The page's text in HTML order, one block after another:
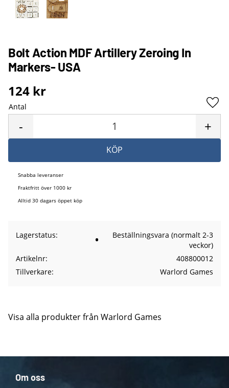
Bolt Action MDF Artillery Zeroing In
Markers- USA
124 kr
Antal
+
-
KÖP
Snabba leveranser
Fraktfritt över 1000 kr
Alltid 30 dagars öppet köp
Lagerstatus
Beställningsvara (normalt 2-3
veckor)
Artikelnr
408800012
Tillverkare
Warlord Games
Visa alla produkter från Warlord Games
Om oss